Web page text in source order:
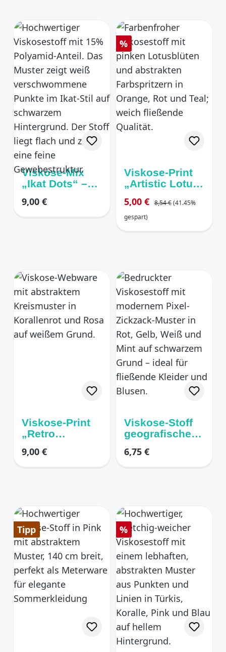
Viskose-Mix
„Ikat Dots“ –
Schwarz-Weiß
Regulärer Preis:
9,00 €
Rabatt
%
Viskose-Print
„Artistic Lotus“
rot/gelb/pink
Verkaufspreis:
5,00 € Regulärer Preis:
8,54 €(41.45%
gespart)
Viskose-Print
„Retro
Koralle/Flieder/
Regulärer Preis:
9,00 €
Viskose-Stoff
geografisches
Regulärer Preis:
6,75 €
Tipp Rabatt
%